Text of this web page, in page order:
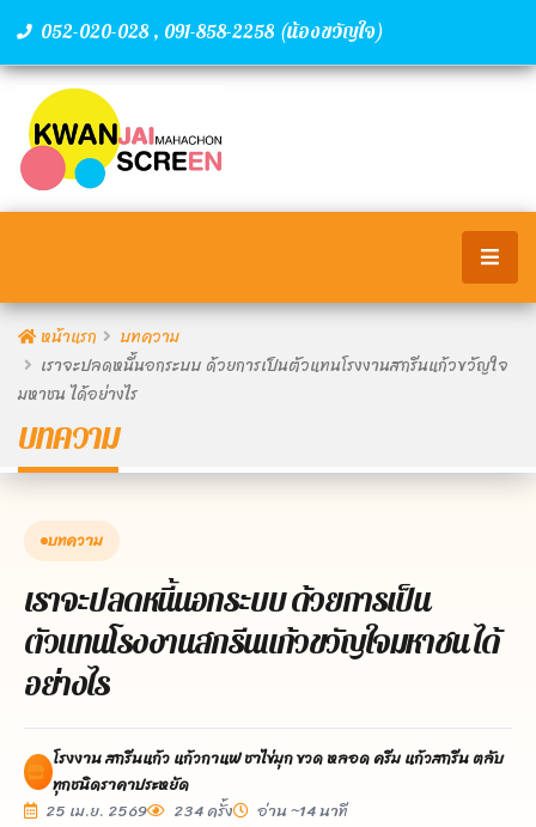
052-020-028 , 091-858-2258 (น้องขวัญใจ)
หน้าแรก
บทความ
เราจะปลดหนี้นอกระบบ ด้วยการเป็นตัวแทนโรงงานสกรีนแก้วขวัญใจ
มหาชน ได้อย่างไร
บทความ
บทความ
เราจะปลดหนี้นอกระบบ ด้วยการเป็น
ตัวแทนโรงงานสกรีนแก้วขวัญใจมหาชน ได้
อย่างไร
โรงงาน สกรีนแก้ว แก้วกาแฟ ชาไข่มุก ขวด หลอด ครีม แก้วสกรีน ตลับ
ทุกชนิดราคาประหยัด
25 เม.ย. 2569
234 ครั้ง อ่าน ~14 นาที